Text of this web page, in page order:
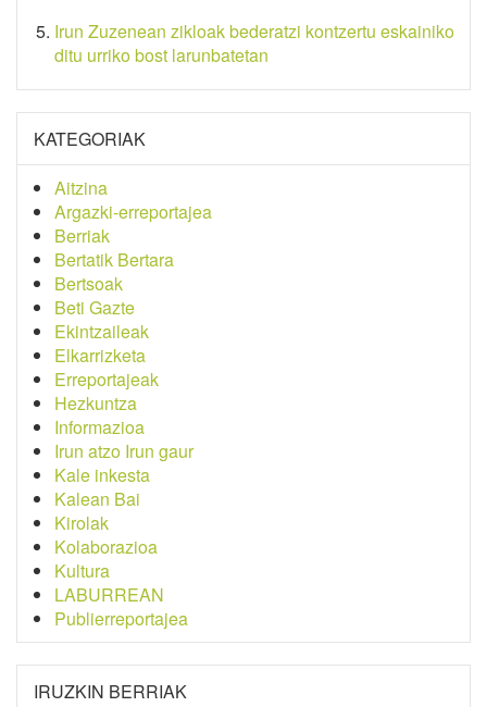
Irun Zuzenean zikloak bederatzi kontzertu eskainiko
ditu urriko bost larunbatetan
KATEGORIAK
Aitzina
Argazki-erreportajea
Berriak
Bertatik Bertara
Bertsoak
Beti Gazte
Ekintzaileak
Elkarrizketa
Erreportajeak
Hezkuntza
Informazioa
Irun atzo Irun gaur
Kale inkesta
Kalean Bai
Kirolak
Kolaborazioa
Kultura
LABURREAN
Publierreportajea
IRUZKIN BERRIAK